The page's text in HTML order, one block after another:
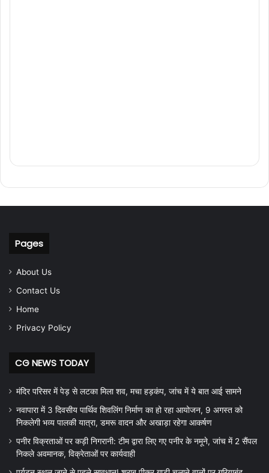
Pages
About Us
Contact Us
Home
Privacy Policy
CG NEWS TODAY
मंदिर परिसर में पेड़ से लटका मिला शव, मचा हड़कंप, जांच में ये बात आई सामने
नवापारा में 3 दिवसीय पार्थिव शिवलिंग निर्माण का हो रहा आयोजन, 9 अगस्त को
निकलेगी भव्य पालकी यात्रा, डमरू वादन और अखाड़ा रहेगा आकर्षण
पनीर विक्रताओं पर कड़ी निगरानी: टीम द्वारा लिए गए पनीर के नमूने, जांच में 2 सैंपल
निकले अवमानक, विक्रेताओं पर कार्यवाही